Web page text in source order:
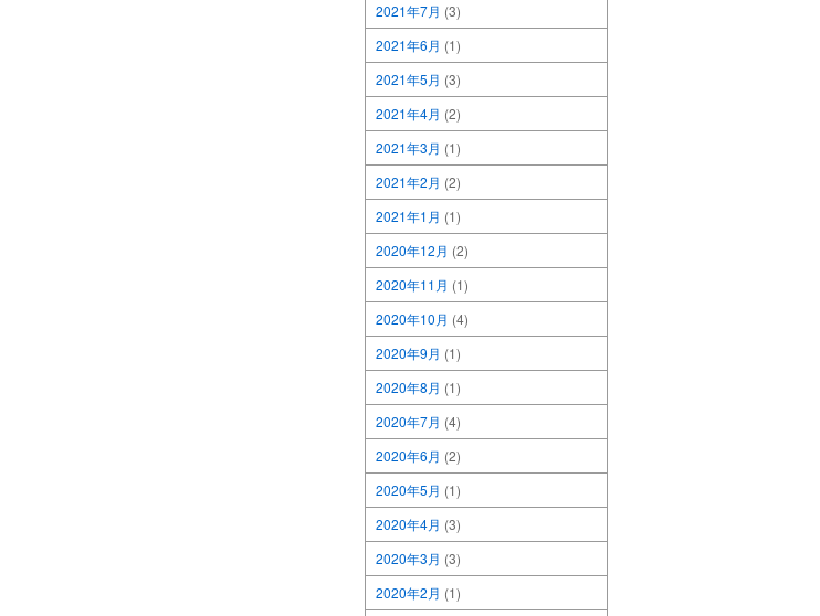
2021年7月 (3)
2021年6月 (1)
2021年5月 (3)
2021年4月 (2)
2021年3月 (1)
2021年2月 (2)
2021年1月 (1)
2020年12月 (2)
2020年11月 (1)
2020年10月 (4)
2020年9月 (1)
2020年8月 (1)
2020年7月 (4)
2020年6月 (2)
2020年5月 (1)
2020年4月 (3)
2020年3月 (3)
2020年2月 (1)